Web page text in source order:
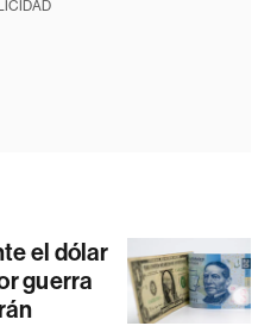
el dólar
guerra